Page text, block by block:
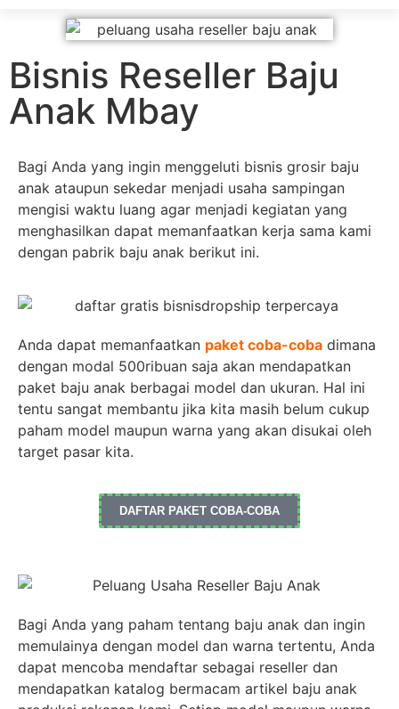
Bisnis Reseller Baju
Anak Mbay
Bagi Anda yang ingin menggeluti bisnis grosir baju
anak ataupun sekedar menjadi usaha sampingan
mengisi waktu luang agar menjadi kegiatan yang
menghasilkan dapat memanfaatkan kerja sama kami
dengan pabrik baju anak berikut ini.
Anda dapat memanfaatkan paket coba-coba dimana
dengan modal 500ribuan saja akan mendapatkan
paket baju anak berbagai model dan ukuran. Hal ini
tentu sangat membantu jika kita masih belum cukup
paham model maupun warna yang akan disukai oleh
target pasar kita.
DAFTAR PAKET COBA-COBA
Bagi Anda yang paham tentang baju anak dan ingin
memulainya dengan model dan warna tertentu, Anda
dapat mencoba mendaftar sebagai reseller dan
mendapatkan katalog bermacam artikel baju anak